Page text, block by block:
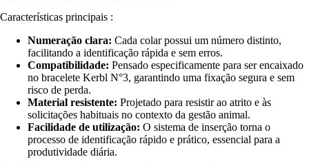
Características principais :
Numeração clara: Cada colar possui um número distinto,
facilitando a identificação rápida e sem erros.
Compatibilidade: Pensado especificamente para ser encaixado
no bracelete Kerbl N°3, garantindo uma fixação segura e sem
risco de perda.
Material resistente: Projetado para resistir ao atrito e às
solicitações habituais no contexto da gestão animal.
Facilidade de utilização: O sistema de inserção torna o
processo de identificação rápido e prático, essencial para a
produtividade diária.